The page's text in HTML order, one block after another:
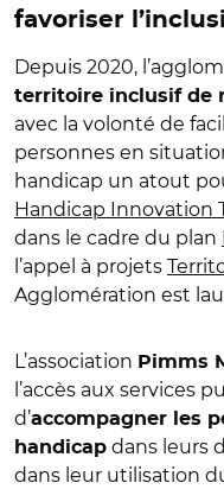
favoriser
Depuis 2020,
territoire inclusif de
avec la volonté de
personnes en
handicap un atout
Handicap Innovation
dans le cadre du plan
l’appel à projets
Agglomération est
L’association Pimms
l’accès aux services
d’accompagner les
handicap dans leurs
dans leur utilisation